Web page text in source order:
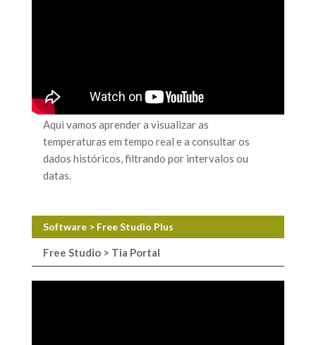
Aqui vamos aprender a visualizar as
temperaturas em tempo real e a consultar os
dados históricos, filtrando por intervalos ou
datas.
Software > Free Studio Plus
Free Studio > Tia Portal